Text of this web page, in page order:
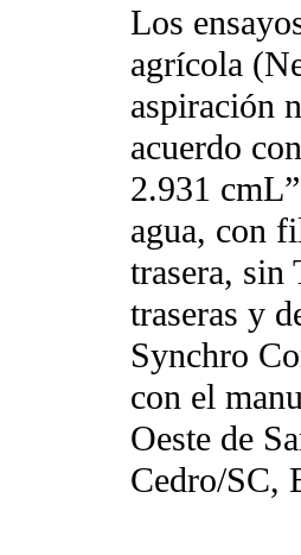
Los
agrícola
aspiración
acuerdo
2.931
agua, con
trasera, sin
traseras y
Synchro
con el
Oeste de
Cedro/SC,